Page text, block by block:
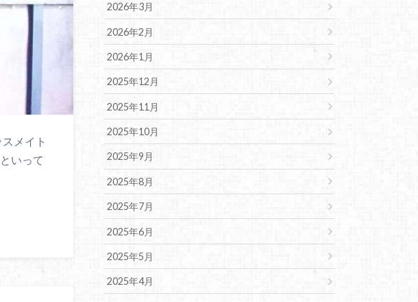
メイト
いって
2026年3月
2026年2月
2026年1月
2025年12月
2025年11月
2025年10月
2025年9月
2025年8月
2025年7月
2025年6月
2025年5月
2025年4月